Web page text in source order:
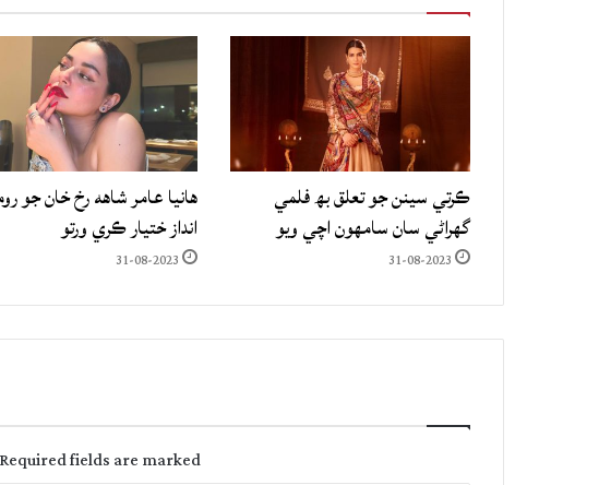
ڪرتي سينن جو تعلق بھ فلمي
گهراڻي سان سامهون اچي ويو
31-08-2023
هانيا عامر شاهه رخ خان جو
انداز ختيار ڪري ورتو
31-08-2023
Required fields are marked